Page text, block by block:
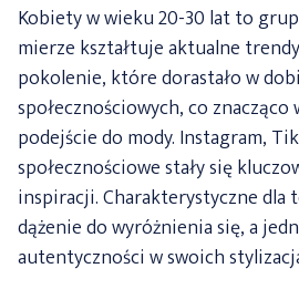
Kobiety w wieku 20-30 lat to
mierze kształtuje aktualne
pokolenie, które dorastało w
społecznościowych, co znacząco
podejście do mody. Instagram,
społecznościowe stały się
inspiracji. Charakterystyczne
dążenie do wyróżnienia się, a
autentyczności w swoich